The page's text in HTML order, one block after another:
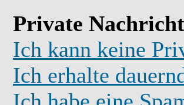
Private
Ich kann keine
Ich erhalte